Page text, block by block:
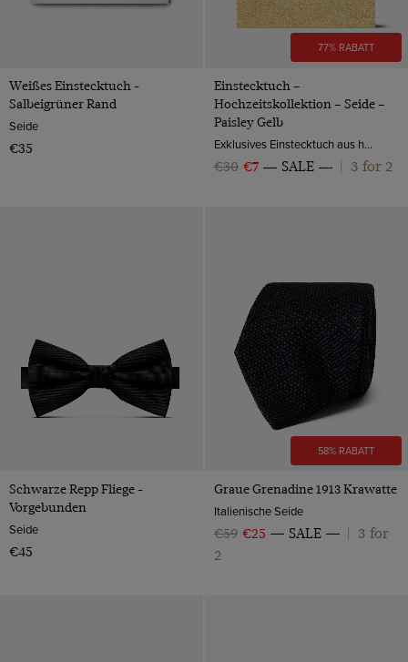
Weißes Einstecktuch -
Salbeigrüner Rand
Seide
€35
77% RABATT
Einstecktuch –
Hochzeitskollektion – Seide –
Paisley Gelb
Exklusives Einstecktuch aus hochwertiger Seide ist ein schöner Hingucker in der Brusttasche Ihres Anzugs und veredelt damit Ihr Hochzeits Outfit.
€30 €7 SALE 3 for 2
Schwarze Repp Fliege -
Vorgebunden
Seide
€45
58% RABATT
Graue Grenadine 1913 Krawatte
Italienische Seide
€59 €25 SALE
3 for
2